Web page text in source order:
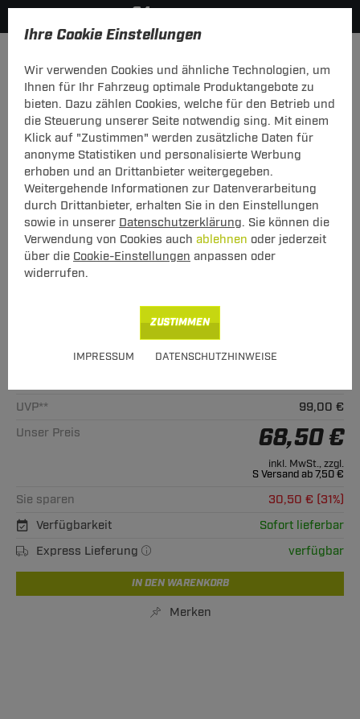
Ihre Cookie Einstellungen
Wir verwenden Cookies und ähnliche Technologien, um
Ihnen für Ihr Fahrzeug optimale Produktangebote zu
bieten. Dazu zählen Cookies, welche für den Betrieb und
die Steuerung unserer Seite notwendig sing. Mit einem
Klick auf "Zustimmen" werden zusätzliche Daten für
anonyme Statistiken und personalisierte Werbung
erhoben und an Drittanbieter weitergegeben.
Weitergehende Informationen zur Datenverarbeitung
durch Drittanbieter, erhalten Sie in den Einstellungen
sowie in unserer Datenschutzerklärung. Sie können die
Verwendung von Cookies auch ablehnen oder jederzeit
über die Cookie-Einstellungen anpassen oder
widerrufen.
IMPRESSUM DATENSCHUTZHINWEISE
ZUSTIMMEN
Hier geht's zur Fahrzeugübersicht: Opel Astra G Cabrio
Elektrosatz 7-pol. von TowTec: Opel
Astra G Cabrio Typ F67
Universeller 7-poliger Elektrosatz
Art.-Nr.
Hinweise beachten
UVP**
99,00 €
Unser Preis
68,50 €
inkl. MwSt., zzgl.
S Versand ab 7,50 €
Sie sparen
30,50 € (31%)
Verfügbarkeit
Sofort lieferbar
Express Lieferung
verfügbar
IN DEN WARENKORB
Merken